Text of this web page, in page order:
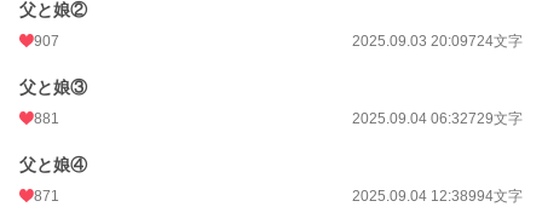
父と娘②
907 2025.09.03 20:09724文字
父と娘③
881 2025.09.04 06:32729文字
父と娘④
871 2025.09.04 12:38994文字